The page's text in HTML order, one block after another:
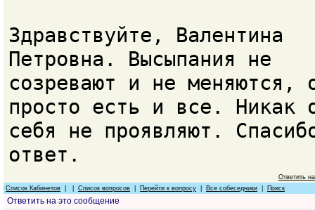
Здравствуйте, Валентина
Петровна. Высыпания не
созревают и не меняются,
просто есть и все. Никак
себя не проявляют.
ответ.
Ответить
Список Кабинетов
Список вопросов Перейти к вопросу Все собеседники Поиск
Ответить на это сообщение